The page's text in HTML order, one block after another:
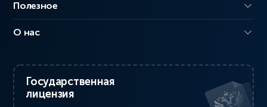
Полезное
О нас
Государственная
лицензия